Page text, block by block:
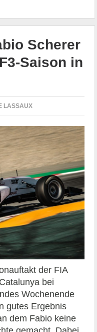
Scherer
Saison in
LASSAUX
der FIA
bei
Wochenende
gutes Ergebnis
dem Fabio keine